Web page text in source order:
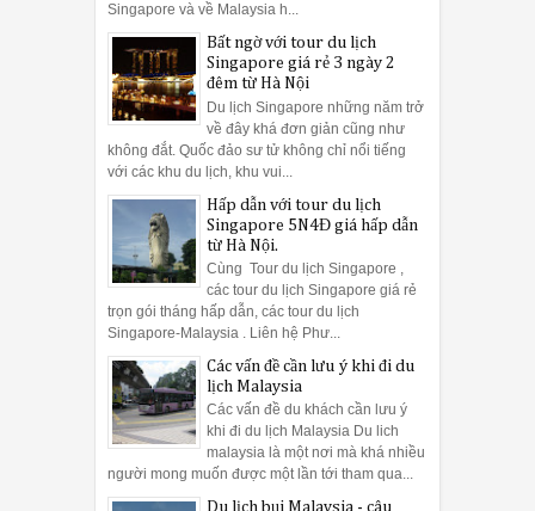
Singapore và về Malaysia h...
Bất ngờ với tour du lịch
Singapore giá rẻ 3 ngày 2
đêm từ Hà Nội
Du lịch Singapore những năm trở
về đây khá đơn giản cũng như
không đắt. Quốc đảo sư tử không chỉ nổi tiếng
với các khu du lịch, khu vui...
Hấp dẫn với tour du lịch
Singapore 5N4Đ giá hấp dẫn
từ Hà Nội.
Cùng Tour du lịch Singapore ,
các tour du lịch Singapore giá rẻ
trọn gói tháng hấp dẫn, các tour du lịch
Singapore-Malaysia . Liên hệ Phư...
Các vấn đề cần lưu ý khi đi du
lịch Malaysia
Các vấn đề du khách cần lưu ý
khi đi du lịch Malaysia Du lich
malaysia là một nơi mà khá nhiều
người mong muốn được một lần tới tham qua...